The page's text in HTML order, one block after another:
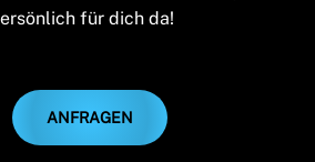
für dich da!
ANFRAGEN